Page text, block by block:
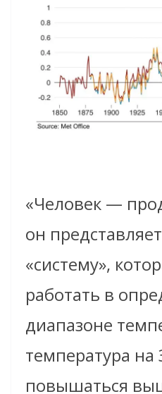
«Человек —
он
«систему»,
работать в
диапазоне
температура на
повышаться